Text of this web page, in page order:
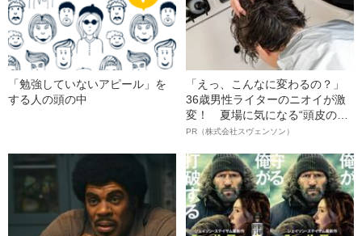
「勉強していないアピール」を
する人の頭の中
「えっ、こんなに変わるの？」
36歳男性ライターのニオイが激
変！ 夏場に気になる“頭皮のニ
オイ”や“ベタつき”を解消す
ト”が生み出した徹底ケアとは
PR（株式会社スヴェンソン）